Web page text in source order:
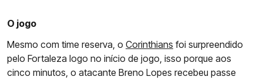
O jogo
Mesmo com time reserva, o Corinthians foi surpreendido
pelo Fortaleza logo no início de jogo, isso porque aos
cinco minutos, o atacante Breno Lopes recebeu passe